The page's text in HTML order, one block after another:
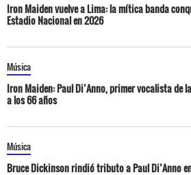
Iron Maiden vuelve a Lima: la mítica banda
Estadio Nacional en 2026
Música
Iron Maiden: Paul Di’Anno, primer vocalista de
a los 66 años
Música
Bruce Dickinson rindió tributo a Paul Di’Anno